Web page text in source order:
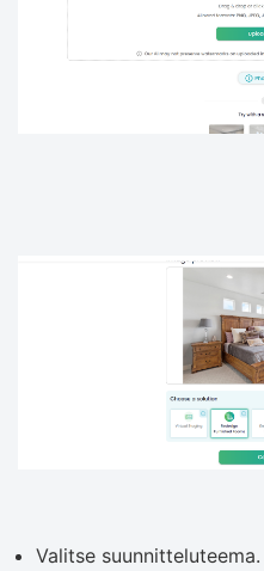
Valitse suunnitteluteema.